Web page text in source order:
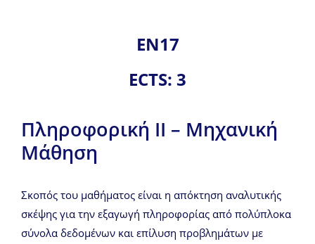
ΕΝ17
ECTS: 3
Πληροφορική ΙΙ – Μηχανική
Μάθηση
Σκοπός του μαθήματος είναι η απόκτηση αναλυτικής
σκέψης για την εξαγωγή πληροφορίας από πολύπλοκα
σύνολα δεδομένων και επίλυση προβλημάτων με